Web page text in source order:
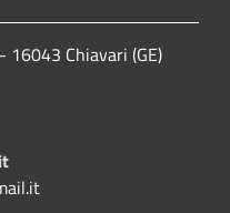
16043 Chiavari (GE)